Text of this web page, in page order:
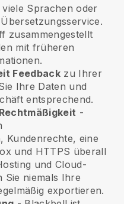
Sprachen oder
zusammengestellt
mit früheren
Feedbackzu Ihrer
Ihre Daten und
entsprechend.
-
Kundenrechte, eine
und HTTPS überall
und Cloud-
Sie niemals Ihre
exportieren.